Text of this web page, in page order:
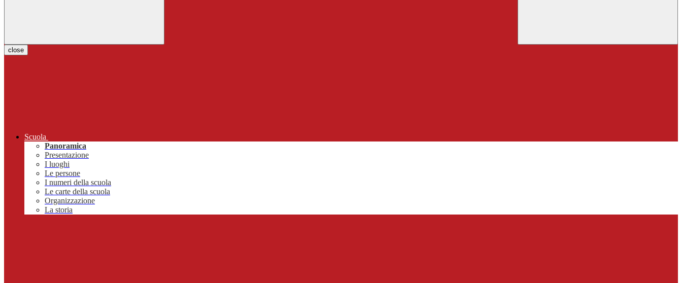
close
Scuola
Panoramica
Presentazione
I luoghi
Le persone
I numeri della scuola
Le carte della scuola
Organizzazione
La storia